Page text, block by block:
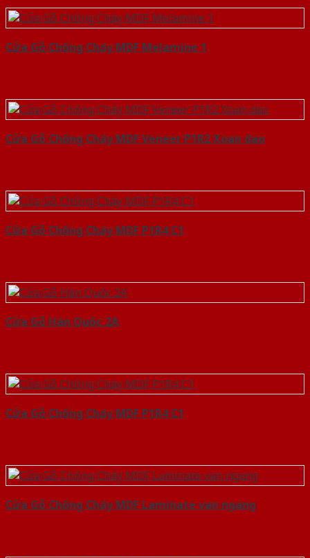
Cửa Gỗ Chống Cháy MDF Melamine 1
Cửa Gỗ Chống Cháy MDF Veneer P1R2 Xoan dao
Cửa Gỗ Chống Cháy MDF P1R4 C1
Cửa Gỗ Hàn Quốc 2A
Cửa Gỗ Chống Cháy MDF P1R4 C1
Cửa Gỗ Chống Cháy MDF Laminate van ngang